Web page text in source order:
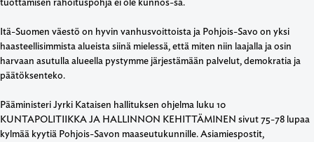
Itä-Suomen väestö on hyvin vanhusvoittoista ja Pohjois-Savo on yksi
haasteellisimmista alueista siinä mielessä, että miten niin laajalla ja osin
harvaan asutulla alueella pystymme järjestämään palvelut, demokratia ja
päätöksenteko.
Pääministeri Jyrki Kataisen hallituksen ohjelma luku 10
KUNTAPOLITIIKKA JA HALLINNON KEHITTÄMINEN sivut 75-78 lupaa
kylmää kyytiä Pohjois-Savon maaseutukunnille. Asiamiespostit,